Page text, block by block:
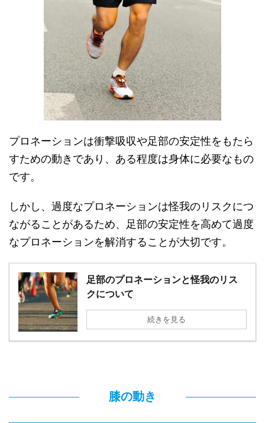
プロネーションは衝撃吸収や足部の安定性をもたら
すための動きであり、ある程度は身体に必要なもの
です。
しかし、過度なプロネーションは怪我のリスクにつ
ながることがあるため、足部の安定性を高めて過度
なプロネーションを解消することが大切です。
足部のプロネーションと怪我のリス
クについて
続きを見る
膝の動き